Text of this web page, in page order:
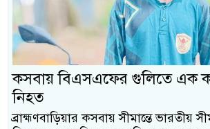
কসবায় বিএসএফের গুলিতে এক
নিহত
ব্রাহ্মণবাড়িয়ার কসবায় সীমান্তে ভারতীয়